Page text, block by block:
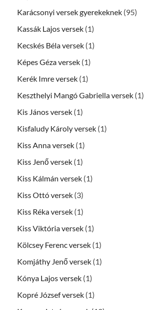
Karácsonyi versek gyerekeknek (95)
Kassák Lajos versek (1)
Kecskés Béla versek (1)
Képes Géza versek (1)
Kerék Imre versek (1)
Keszthelyi Mangó Gabriella versek (1)
Kis János versek (1)
Kisfaludy Károly versek (1)
Kiss Anna versek (1)
Kiss Jenő versek (1)
Kiss Kálmán versek (1)
Kiss Ottó versek (3)
Kiss Réka versek (1)
Kiss Viktória versek (1)
Kölcsey Ferenc versek (1)
Komjáthy Jenő versek (1)
Kónya Lajos versek (1)
Kopré József versek (1)